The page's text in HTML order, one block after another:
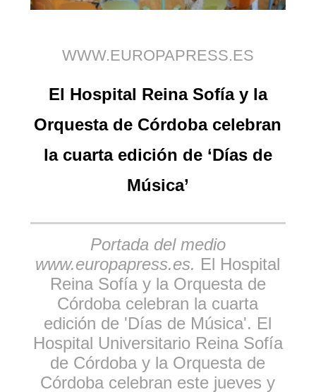
WWW.EUROPAPRESS.ES
El Hospital Reina Sofía y la
Orquesta de Córdoba celebran
la cuarta edición de ‘Días de
Música’
Portada del medio
www.europapress.es. El Hospital
Reina Sofía y la Orquesta de
Córdoba celebran la cuarta
edición de 'Días de Música'. El
Hospital Universitario Reina Sofía
de Córdoba y la Orquesta de
Córdoba celebran este jueves y